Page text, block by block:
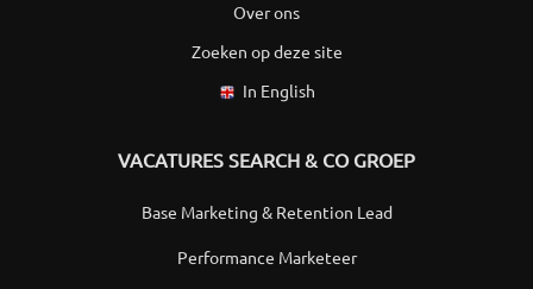
Over ons
Zoeken op deze site
In English
VACATURES SEARCH & CO GROEP
Base Marketing & Retention Lead
Performance Marketeer